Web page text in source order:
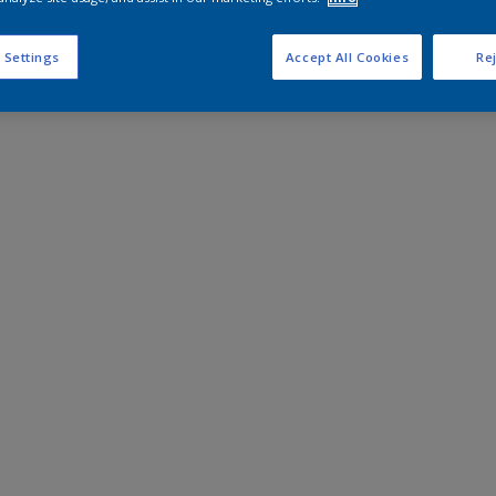
Settings Accept All Cookies